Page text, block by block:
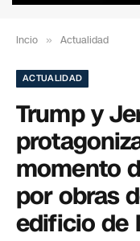
Incio » Actualidad
ACTUALIDAD
Trump y
momento
por obras
edificio de